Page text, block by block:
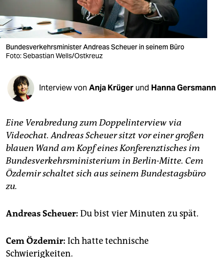
wahrheit
verlag
verlag
veranstaltungen
shop
unterstützen
abo
genossenschaft
epaper login
Bundesverkehrsminister Andreas Scheuer in seinem Büro
Foto: Sebastian Wells/Ostkreuz
Interview von Anja Krüger und Hanna Gersmann
Eine Verabredung zum Doppelinterview via
Videochat. Andreas Scheuer sitzt vor einer großen
blauen Wand am Kopf eines Konferenztisches im
Bundesverkehrsministerium in Berlin-Mitte. Cem
Özdemir schaltet sich aus seinem Bundestagsbüro
zu.
Andreas Scheuer: Du bist vier Minuten zu spät.
Cem Özdemir: Ich hatte technische
Schwierigkeiten.